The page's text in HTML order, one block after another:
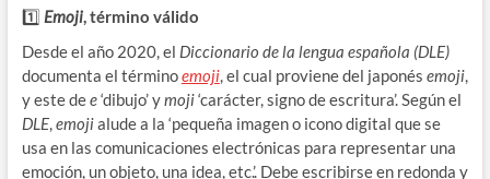
1️⃣ Emoji, término válido
Desde el año 2020, el Diccionario de la lengua española (DLE)
documenta el términoemoji, el cual proviene del japonés emoji,
y este dee‘dibujo’ ymoji‘carácter, signo de escritura’. Según el
DLE, emojialude a la ‘pequeña imagen o icono digital que se
usa en las comunicaciones electrónicas para representar una
emoción, un objeto, una idea, etc.’. Debe escribirse en redonda y